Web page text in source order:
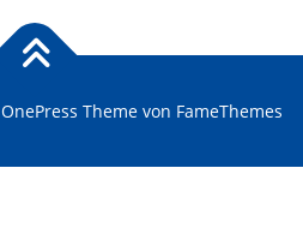
OnePress Theme von FameThemes